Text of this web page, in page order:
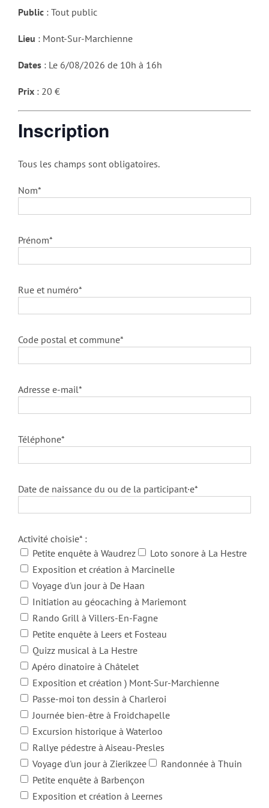
Public : Tout public
Lieu : Mont-Sur-Marchienne
Dates : Le 6/08/2026 de 10h à 16h
Prix : 20 €
Inscription
Tous les champs sont obligatoires.
Nom*
Prénom*
Rue et numéro*
Code postal et commune*
Adresse e-mail*
Téléphone*
Date de naissance du ou de la participant·e*
Activité choisie* :
Petite enquête à Waudrez
Loto sonore à La Hestre
Exposition et création à Marcinelle
Voyage d'un jour à De Haan
Initiation au géocaching à Mariemont
Rando Grill à Villers-En-Fagne
Petite enquête à Leers et Fosteau
Quizz musical à La Hestre
Apéro dinatoire à Châtelet
Exposition et création ) Mont-Sur-Marchienne
Passe-moi ton dessin à Charleroi
Journée bien-être à Froidchapelle
Excursion historique à Waterloo
Rallye pédestre à Aiseau-Presles
Voyage d'un jour à Zierikzee
Randonnée à Thuin
Petite enquête à Barbençon
Exposition et création à Leernes